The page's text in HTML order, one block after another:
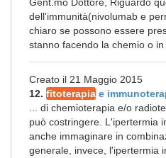
dell'immunità(nivolumab e
chiaro se possono essere
stanno facendo la chemio o in
Creato il 21 Maggio 2015
12. fitoterapia e
... di chemioterapia e/o
può costringere. L'ipertermia
anche immaginare in
generale, invece, l'ipertermia